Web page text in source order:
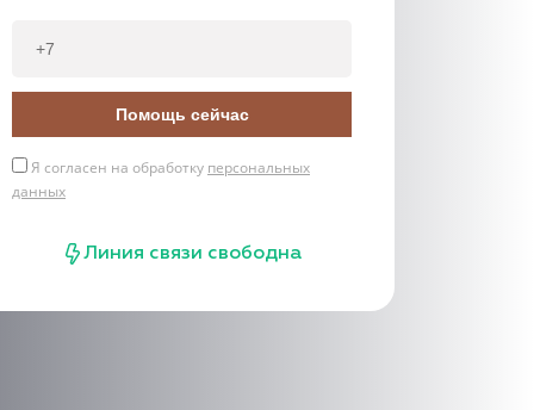
Помощь сейчас
Я согласен на обработку персональных
данных
Линия связи свободна